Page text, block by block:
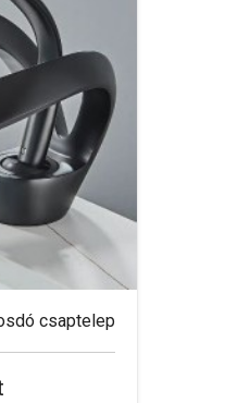
csaptelep